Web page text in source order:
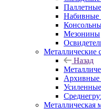
Набивные
Мезонины
Металлические
Назад
Архивные
Металлическая